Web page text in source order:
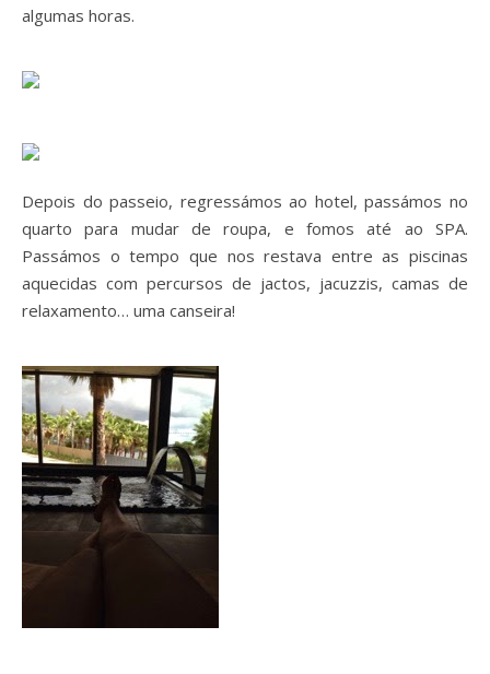
algumas horas.
Depois do passeio, regressámos ao hotel, passámos no
quarto para mudar de roupa, e fomos até ao SPA.
Passámos o tempo que nos restava entre as piscinas
aquecidas com percursos de jactos, jacuzzis, camas de
relaxamento… uma canseira!